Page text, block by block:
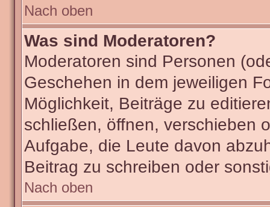
Nach oben
Was sind Moderatoren?
Moderatoren sind Personen
Geschehen in dem jeweiligen
Möglichkeit, Beiträge zu
schließen, öffnen, verschieben
Aufgabe, die Leute davon
Beitrag zu schreiben oder
Nach oben